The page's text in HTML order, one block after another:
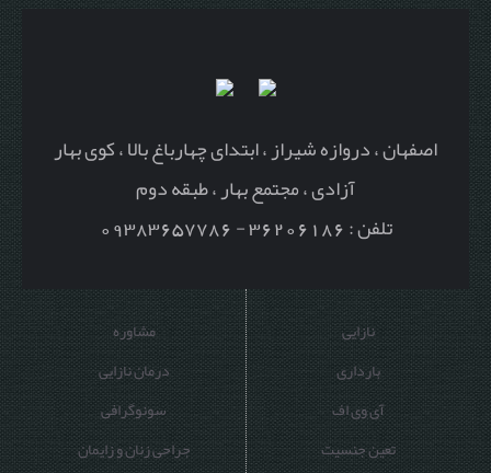
اصفهان ، دروازه شیراز ، ابتدای چهارباغ بالا ، کوی بهار
آزادی ، مجتمع بهار ، طبقه دوم
تلفن : 36206186 - 09383657786
نازایی
بارداری
آی وی اف
تعین جنسیت
مشاوره
درمان نازایی
سونوگرافی
جراحی زنان و زایمان